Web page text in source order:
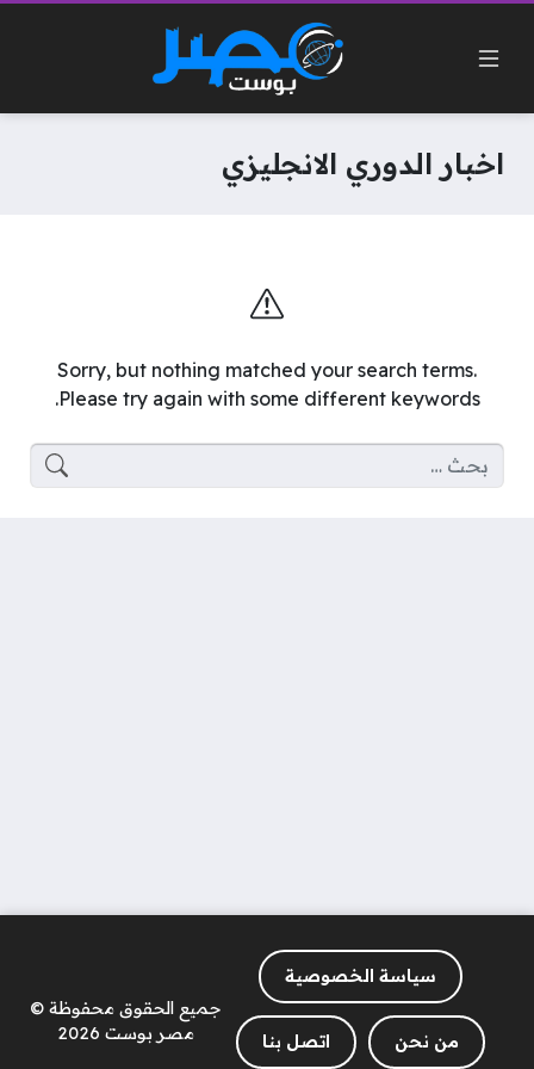
اخبار الدوري الانجليزي
Sorry, but nothing matched your search terms.
Please try again with some different keywords.
سياسة الخصوصية
من نحن اتصل بنا
جميع الحقوق محفوظة ©
مصر بوست 2026